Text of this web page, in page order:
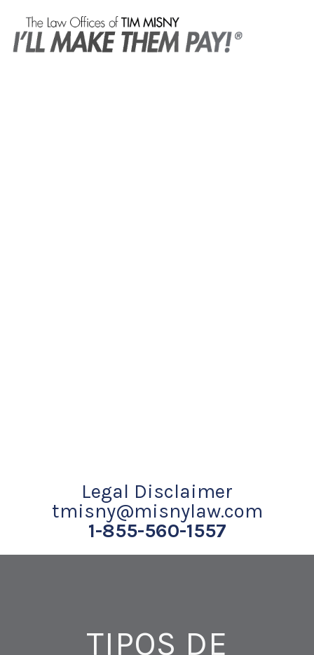
Legal Disclaimer
tmisny@misnylaw.com
1-855-560-1557
TIPOS DE